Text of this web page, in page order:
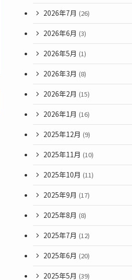
2026年7月 (26)
2026年6月 (3)
2026年5月 (1)
2026年3月 (8)
2026年2月 (15)
2026年1月 (16)
2025年12月 (9)
2025年11月 (10)
2025年10月 (11)
2025年9月 (17)
2025年8月 (8)
2025年7月 (12)
2025年6月 (20)
2025年5月 (39)